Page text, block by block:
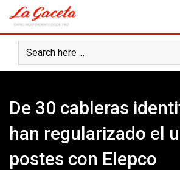
content
De 30 cableras
han regularizado el
postes con Elepco